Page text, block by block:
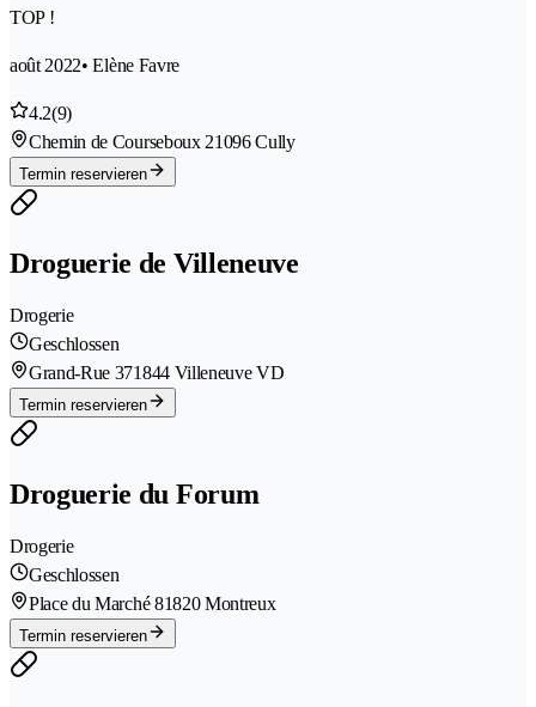
TOP !
août 2022• Elène Favre
4.2(9)
Chemin de Courseboux 21096 Cully
Termin reservieren
Droguerie de Villeneuve
Drogerie
Geschlossen
Grand-Rue 371844 Villeneuve VD
Termin reservieren
Droguerie du Forum
Drogerie
Geschlossen
Place du Marché 81820 Montreux
Termin reservieren